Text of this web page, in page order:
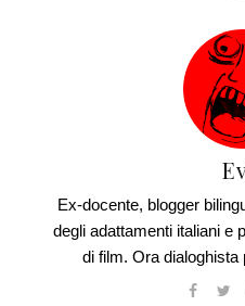
Ex-docente, blogger
degli adattamenti italiani e
di film. Ora dialoghista